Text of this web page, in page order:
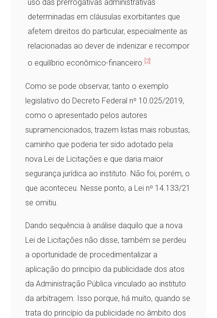
uso das prerrogativas administrativas
determinadas em cláusulas exorbitantes que
afetem direitos do particular, especialmente as
relacionadas ao dever de indenizar e recompor
o equilíbrio econômico-financeiro. [2]
Como se pode observar, tanto o exemplo
legislativo do Decreto Federal nº 10.025/2019,
como o apresentado pelos autores
supramencionados, trazem listas mais robustas,
caminho que poderia ter sido adotado pela
nova Lei de Licitações e que daria maior
segurança jurídica ao instituto. Não foi, porém, o
que aconteceu. Nesse ponto, a Lei nº 14.133/21
se omitiu.
Dando sequência à análise daquilo que a nova
Lei de Licitações não disse, também se perdeu
a oportunidade de procedimentalizar a
aplicação do princípio da publicidade dos atos
da Administração Pública vinculado ao instituto
da arbitragem. Isso porque, há muito, quando se
trata do princípio da publicidade no âmbito dos